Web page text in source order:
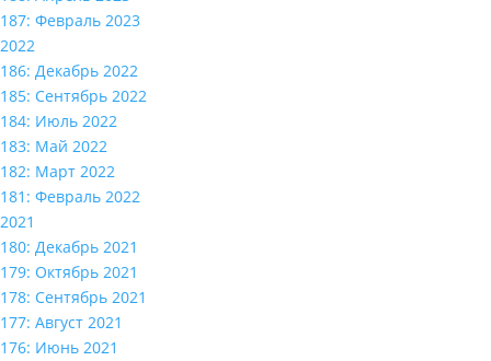
187: Февраль 2023
2022
186: Декабрь 2022
185: Сентябрь 2022
184: Июль 2022
183: Май 2022
182: Март 2022
181: Февраль 2022
2021
180: Декабрь 2021
179: Октябрь 2021
178: Сентябрь 2021
177: Август 2021
176: Июнь 2021